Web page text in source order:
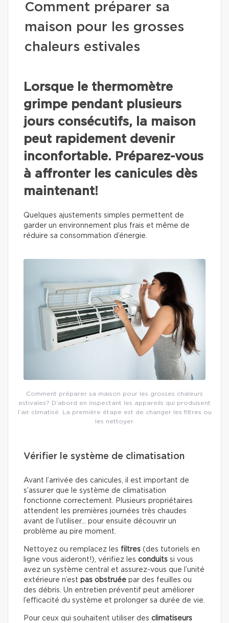
Comment préparer sa
maison pour les grosses
chaleurs estivales
Lorsque le thermomètre
grimpe pendant plusieurs
jours consécutifs, la maison
peut rapidement devenir
inconfortable. Préparez-vous
à affronter les canicules dès
maintenant!
Quelques ajustements simples permettent de
garder un environnement plus frais et même de
réduire sa consommation d’énergie.
Comment préparer sa maison pour les grosses chaleurs
estivales? D’abord en inspectant les appareils qui produisent
l’air climatisé. La première étape est de changer les filtres ou
les nettoyer.
Vérifier le système de climatisation
Avant l’arrivée des canicules, il est important de
s’assurer que le système de climatisation
fonctionne correctement. Plusieurs propriétaires
attendent les premières journées très chaudes
avant de l’utiliser… pour ensuite découvrir un
problème au pire moment.
Nettoyez ou remplacez les filtres (des tutoriels en
ligne vous aideront!), vérifiez les conduits si vous
avez un système central et assurez-vous que l’unité
extérieure n’est pas obstruée par des feuilles ou
des débris. Un entretien préventif peut améliorer
l’efficacité du système et prolonger sa durée de vie.
Pour ceux qui souhaitent utiliser des climatiseurs